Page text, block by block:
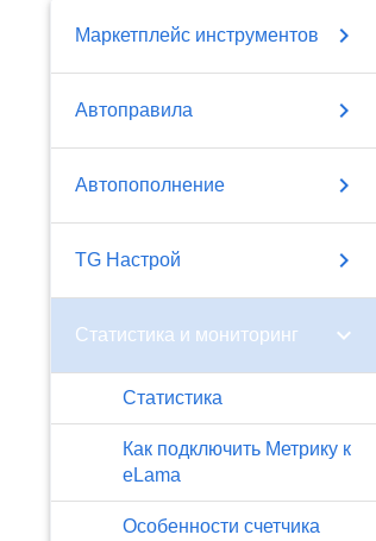
Маркетплейс инструментов chevron_right
Автоправила chevron_right
Автопополнение chevron_right
TG Настрой chevron_right
Статистика и мониторинг chevron_right
Статистика
Как подключить Метрику к
eLama
Особенности счетчика